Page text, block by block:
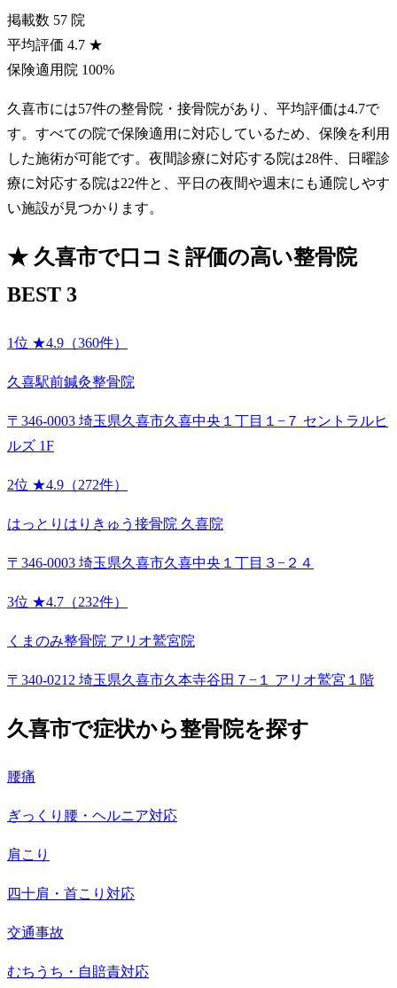
掲載数 57 院
平均評価 4.7 ★
保険適用院 100%
久喜市には57件の整骨院・接骨院があり、平均評価は4.7で
す。すべての院で保険適用に対応しているため、保険を利用
した施術が可能です。夜間診療に対応する院は28件、日曜診
療に対応する院は22件と、平日の夜間や週末にも通院しやす
い施設が見つかります。
★久喜市で口コミ評価の高い整骨院
BEST 3
1位 ★4.9（360件）
久喜駅前鍼灸整骨院
〒346-0003 埼玉県久喜市久喜中央１丁目１−７ セントラルヒ
ルズ 1F
2位 ★4.9（272件）
はっとりはりきゅう接骨院 久喜院
〒346-0003 埼玉県久喜市久喜中央１丁目３−２４
3位 ★4.7（232件）
くまのみ整骨院 アリオ鷲宮院
〒340-0212 埼玉県久喜市久本寺谷田７−１ アリオ鷲宮１階
久喜市で症状から整骨院を探す
腰痛
ぎっくり腰・ヘルニア対応
肩こり
四十肩・首こり対応
交通事故
むちうち・自賠責対応